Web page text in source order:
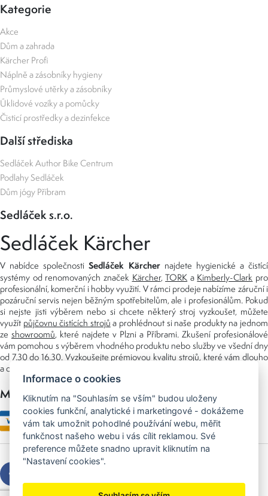
Kategorie
Akce
Dům a zahrada
Kärcher Profi
Náplně a zásobníky hygieny
Průmyslové utěrky a zásobníky
Úklidové vozíky a pomůcky
Čisticí prostředky a dezinfekce
Další střediska
Sedláček Author Bike Centrum
Podlahy Sedláček
Dům jógy Příbram
Sedláček s.r.o.
Sedláček Kärcher
V nabídce společnostiSedláček Kärchernajdete hygienické a čistící
systémy od renomovaných značek Kärcher,TORK a Kimberly-Clark pro
profesionální, komerční i hobby využití. V rámci prodeje nabízíme záruční i
pozáruční servis nejen běžným spotřebitelům, ale i profesionálům. Pokud
si nejste jisti výběrem nebo si chcete některý stroj vyzkoušet, můžete
využít půjčovnu čistících strojů a prohlédnout si naše produkty na jednom
ze showroomů, které najdete v Plzni a Příbrami. Zkušení profesionálové
vám pomohou s výběrem vhodného produktu nebo služby ve všední dny
od 7.30 do 16.30. Vyzkoušejte prémiovou kvalitu strojů, které vám dlouho
a dobře poslouží nejen doma, ale i v zaměstnání.
Možnosti platby
Informace o cookies
Kliknutím na "Souhlasím se vším" budou uloženy
cookies funkční, analytické i marketingové - dokážeme
vám tak umožnit pohodlné používání webu, měřit
funkčnost našeho webu i vás cílit reklamou. Své
preference můžete snadno upravit kliknutím na
"Nastavení cookies".